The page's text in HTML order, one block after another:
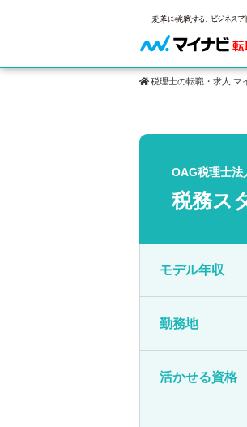
サービス紹介
転職お役立ち情
業界情報
求人情報
税理士の転職・求人 マ
OAG税理士法
税務ス
モデル年収
勤務地
活かせる資格